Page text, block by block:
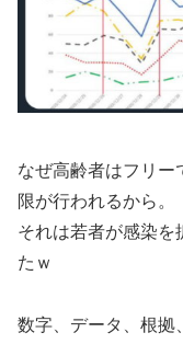
なぜ高齢者はフリー
限が行われるから。
それは若者が感染を
たｗ
数字、データ、根拠